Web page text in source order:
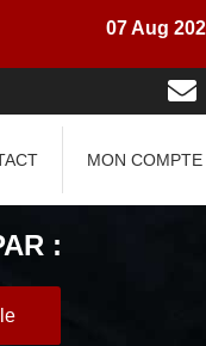
07 Aug 2026 > >
MON COMPTE
: